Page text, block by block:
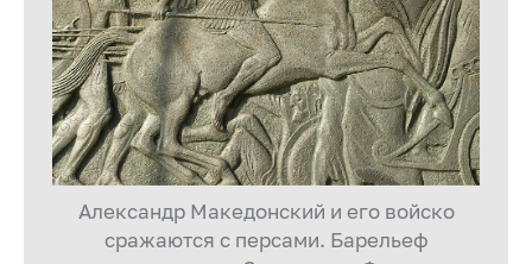
Александр Македонский и его войско
сражаются с персами. Барельеф